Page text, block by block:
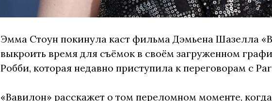
Эмма Стоун покинула каст фильма Дэмьена Шазелла
выкроить время для съёмок в своём загруженном
Робби, которая недавно приступила к переговорам с
«Вавилон» расскажет о том переломном моменте,